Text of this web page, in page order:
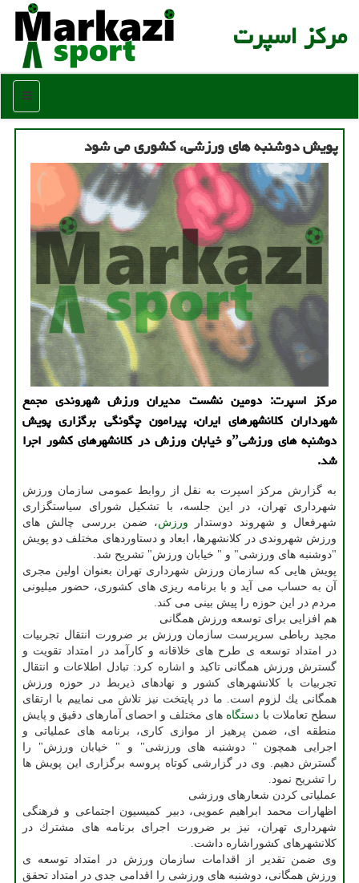
مركز اسپرت
منو
پویش دوشنبه های ورزشی، كشوری می شود
مركز اسپرت: دومین نشست مدیران ورزش شهروندی مجمع
شهرداران كلانشهرهای ایران، پیرامون چگونگی برگزاری پویش
دوشنبه های ورزشیˮو خیابان ورزش در كلانشهرهای كشور اجرا
شد.
به گزارش مركز اسپرت به نقل از روابط عمومی سازمان ورزش
شهرداری تهران، در این جلسه، با تشكیل شورای سیاستگزاری
شهرفعال و شهروند دوستدار ورزش، ضمن بررسی چالش های
ورزش شهروندی در كلانشهرها، ابعاد و دستاوردهای مختلف دو پویش
"دوشنبه های ورزشی" و " خیابان ورزش" تشریح شد.
پویش هایی كه سازمان ورزش شهرداری تهران بعنوان اولین مجری
آن به حساب می آید و با برنامه ریزی های كشوری، حضور میلیونی
مردم در این حوزه را پیش بینی می كند.
هم افزایی برای توسعه ورزش همگانی
مجید رباطی سرپرست سازمان ورزش بر ضرورت انتقال تجربیات
در امتداد توسعه ی طرح های خلاقانه و كارآمد در امتداد تقویت و
گسترش ورزش همگانی تاكید و اشاره كرد: تبادل اطلاعات و انتقال
تجربیات با كلانشهرهای كشور و نهادهای ذیربط در حوزه ورزش
همگانی یك لزوم است. ما در پایتخت نیز تلاش می نماییم با ارتقای
سطح تعاملات با دستگاه های مختلف و احصای آمارهای دقیق و پایش
منطقه ای، ضمن پرهیز از موازی كاری، برنامه های عملیاتی و
اجرایی همچون " دوشنبه های ورزشی" و " خیابان ورزش" را
گسترش دهیم. وی در گزارشی كوتاه پروسه برگزاری این پویش ها
را تشریح نمود.
عملیاتی كردن شعارهای ورزشی
اظهارات محمد ابراهیم عمویی، دبیر كمیسیون اجتماعی و فرهنگی
شهرداری تهران، نیز بر ضرورت اجرای برنامه های مشترك در
كلانشهرهای كشوراشاره داشت.
وی ضمن تقدیر از اقدامات سازمان ورزش در امتداد توسعه ی
ورزش همگانی، دوشنبه های ورزشی را اقدامی جدی در امتداد تحقق